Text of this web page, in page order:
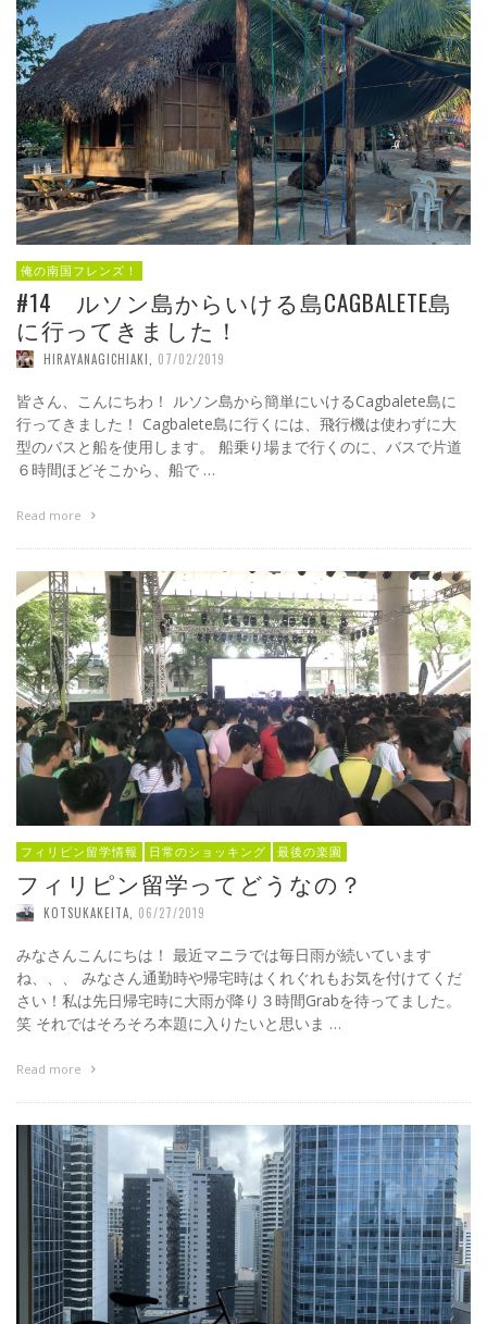
俺の南国フレンズ！
#14 ルソン島からいける島CAGBALETE島
に行ってきました！
HIRAYANAGICHIAKI 07/02/2019
皆さん、こんにちわ！ ルソン島から簡単にいけるCagbalete島に
行ってきました！ Cagbalete島に行くには、飛行機は使わずに大
型のバスと船を使用します。 船乗り場まで行くのに、バスで片道
６時間ほどそこから、船で …
Read more
フィリピン留学情報 日常のショッキング 最後の楽園
フィリピン留学ってどうなの？
KOTSUKAKEITA 06/27/2019
みなさんこんにちは！ 最近マニラでは毎日雨が続いています
ね、、、 みなさん通勤時や帰宅時はくれぐれもお気を付けてくだ
さい！私は先日帰宅時に大雨が降り３時間Grabを待ってました。
笑 それではそろそろ本題に入りたいと思いま …
Read more